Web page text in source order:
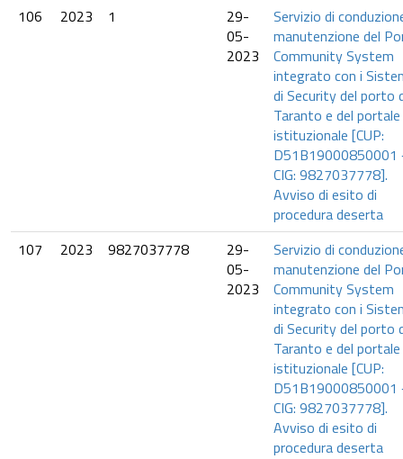
106
2023 1
29-
05-
2023
Servizio di
manutenzione del
Community System
integrato con i
di Security del porto
Taranto e del portale
istituzionale [CUP:
D51B19000850001
CIG: 9827037778].
Avviso di esito di
procedura deserta
107
2023 9827037778
29-
05-
2023
Servizio di
manutenzione del
Community System
integrato con i
di Security del porto
Taranto e del portale
istituzionale [CUP:
D51B19000850001
CIG: 9827037778].
Avviso di esito di
procedura deserta